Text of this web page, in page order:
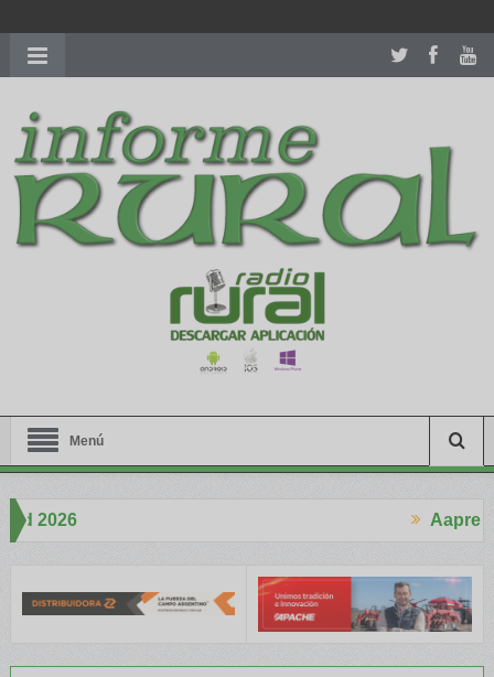
richardmillereplica
women.patekphilippe.tofor sale in usa recognized command with
dining room table ceremony. welcome to our
perfectwatches.is
shop. best youngsexdoll.comwith professional customer
services. 1: 1 design high
https://reallydiamond.com/
Menú